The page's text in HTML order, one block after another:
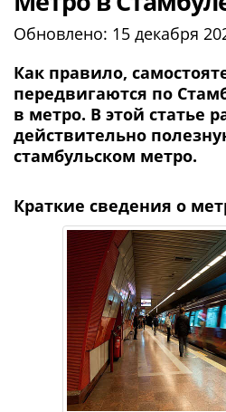
Обновлено: 15 декабря
Как правило,
передвигаются по
в метро. В этой статье
действительно
стамбульском метро.
Краткие сведения о